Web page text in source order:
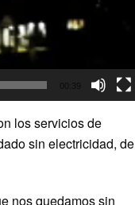
00:39
los servicios de
sin electricidad, de
nos quedamos sin